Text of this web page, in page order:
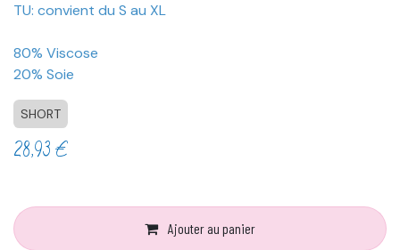
TU: convient du S au XL
80% Viscose
20% Soie
SHORT
28,93€
Ajouter au panier